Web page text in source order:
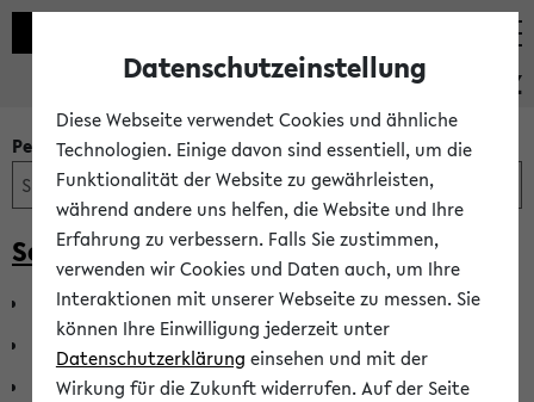
PEVZ
Personen- und Einrichtungssuche
Senat der Universität Bielefeld
Senat - Gruppe der Akademischen Mitarbeiter*innen
Senat - Gruppe der Hochschullehrer*innen
Senat - Gruppe der Mitarbeiter*innen in Technik und
Datenschutzeinstellung
Diese Webseite verwendet Cookies und ähnliche
Technologien. Einige davon sind essentiell, um die
Funktionalität der Website zu gewährleisten,
während andere uns helfen, die Website und Ihre
Erfahrung zu verbessern. Falls Sie zustimmen,
verwenden wir Cookies und Daten auch, um Ihre
Interaktionen mit unserer Webseite zu messen. Sie
können Ihre Einwilligung jederzeit unter
Datenschutzerklärung einsehen und mit der
Wirkung für die Zukunft widerrufen. Auf der Seite